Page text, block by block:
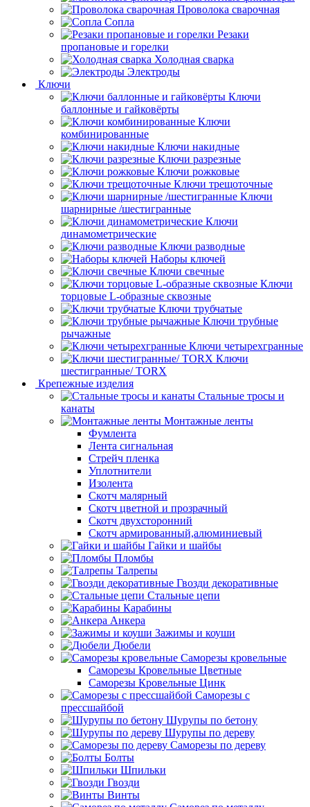
Проволока сварочная
Сопла
Резаки
пропановые и горелки
Холодная сварка
Электроды
Ключи
Ключи
баллонные и гайковёрты
Ключи
комбинированные
Ключи накидные
Ключи разрезные
Ключи рожковые
Ключи трещоточные
Ключи
шарнирные /шестигранные
Ключи
динамометрические
Ключи разводные
Наборы ключей
Ключи свечные
Ключи
торцовые L-образные сквозные
Ключи трубчатые
Ключи трубные
рычажные
Ключи четырехгранные
Ключи
шестигранные/ TORX
Крепежные изделия
Стальные тросы и
канаты
Монтажные ленты
Фумлента
Лента сигнальная
Стрейч пленка
Уплотнители
Изолента
Скотч малярный
Скотч цветной и прозрачный
Скотч двухсторонний
Скотч армированный,алюминиевый
Гайки и шайбы
Пломбы
Талрепы
Гвозди декоративные
Стальные цепи
Карабины
Анкера
Зажимы и коуши
Дюбели
Саморезы кровельные
Саморезы Кровельные Цветные
Саморезы Кровельные Цинк
Саморезы с
прессшайбой
Шурупы по бетону
Шурупы по дереву
Саморезы по дереву
Болты
Шпильки
Гвозди
Винты